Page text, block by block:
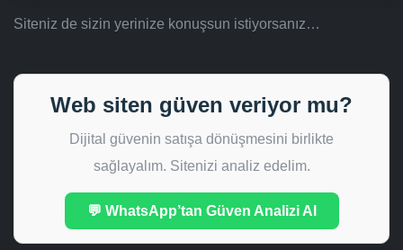
Siteniz de sizin yerinize konuşsun istiyorsanız…
Web siten güven veriyor mu?
Dijital güvenin satışa dönüşmesini birlikte
sağlayalım. Sitenizi analiz edelim.
💬 WhatsApp’tan Güven Analizi Al